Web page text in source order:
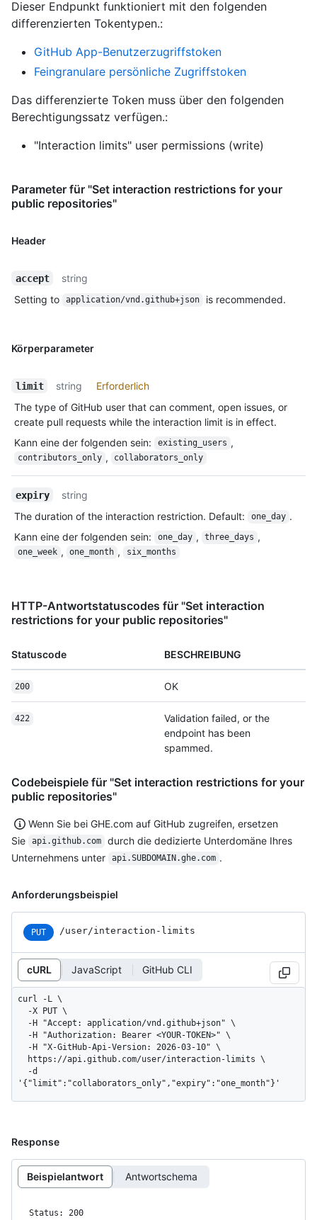
Dieser Endpunkt funktioniert mit den folgenden
differenzierten Tokentypen.:
GitHub App-Benutzerzugriffstoken
Feingranulare persönliche Zugriffstoken
Das differenzierte Token muss über den folgenden
Berechtigungssatz verfügen.:
"Interaction limits" user permissions (write)
Parameter für "Set interaction restrictions for your
public repositories"
Header
accept
string
Setting to
application/vnd.github+json is recommended.
Körperparameter
limit string
Erforderlich
The type of GitHub user that can comment, open issues, or
create pull requests while the interaction limit is in effect.
Kann eine der folgenden sein: existing_users ,
contributors_only , collaborators_only
expiry
string
The duration of the interaction restriction. Default:
one_day .
Kann eine der folgenden sein: one_day , three_days ,
one_week , one_month , six_months
HTTP-Antwortstatuscodes für "Set interaction
restrictions for your public repositories"
Statuscode BESCHREIBUNG
200 OK
422
Validation failed, or the
endpoint has been
spammed.
Codebeispiele für "Set interaction restrictions for your
public repositories"
Wenn Sie bei GHE.com auf GitHub zugreifen, ersetzen
Sie
api.github.com
durch die dedizierte Unterdomäne Ihres
Unternehmens unter
api.SUBDOMAIN.ghe.com .
Anforderungsbeispiel
PUT /user/interaction-limits
cURL JavaScript GitHub CLI
curl -L \
'{"limit":"collaborators_only","expiry":"one_month"}'
Response
Beispielantwort Antwortschema
Status: 200